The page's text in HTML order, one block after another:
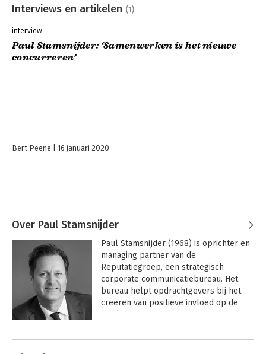
Interviews en artikelen (1)
interview
Paul Stamsnijder: ‘Samenwerken is het nieuwe
concurreren’
Bert Peene 16 januari 2020
Over Paul Stamsnijder
Paul Stamsnijder (1968) is oprichter en
managing partner van de
Reputatiegroep, een strategisch
corporate communicatiebureau. Het
bureau helpt opdrachtgevers bij het
creëren van positieve invloed op de
Stamsnijder is gespecialiseerd in
Andere boeken door Paul